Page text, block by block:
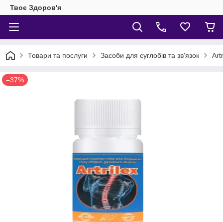
Твоє Здоров'я
Товари та послуги Засоби для суглобів та зв'язок
–37%